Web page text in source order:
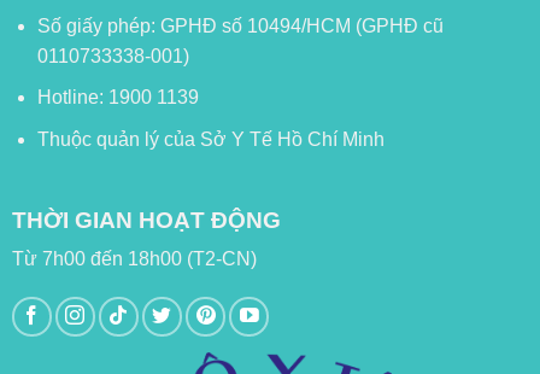
Số giấy phép: GPHĐ số 10494/HCM (GPHĐ cũ
0110733338-001)
Hotline: 1900 1139
Thuộc quản lý của Sở Y Tế Hồ Chí Minh
THỜI GIAN HOẠT ĐỘNG
Từ 7h00 đến 18h00 (T2-CN)